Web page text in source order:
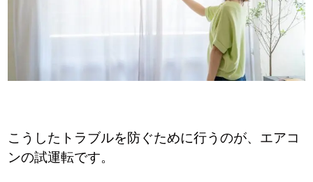
こうしたトラブルを防ぐために行うのが、エアコ
ンの試運転です。